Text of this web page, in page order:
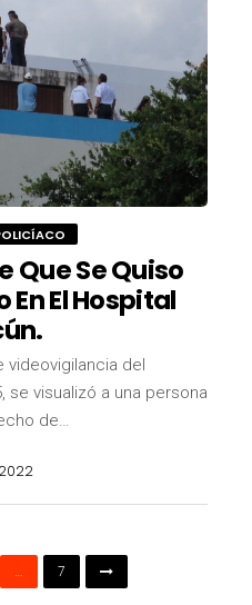
Que Se Quiso
En El Hospital
videovigilancia del
se visualizó a una persona
de…
2022
7